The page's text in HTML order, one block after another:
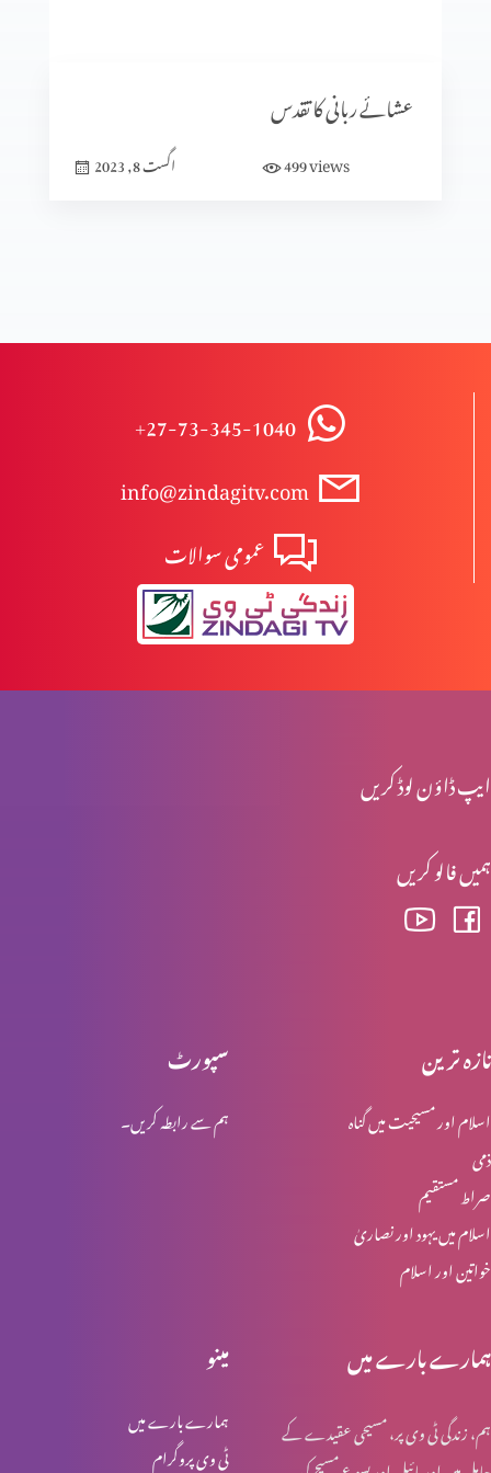
عشاء ربانی
الفا اور اومیگا
راستباز ہونے کے لیے ہوش میں آؤ
عشائے ربانی کا تقدس
اگست 8, 2023 499views
+27-73-345-1040
info@zindagitv.com
عمومی سوالات
ایپ ڈاؤن لوڈ کریں
ہمیں فالو کریں
سپورٹ
ہم سے رابطہ کریں۔
تازہ ترین
اسلام اور مسیحیت میں گناہ
ذمی
صراط مستقیم
اسلام میں یہود اور نصاریٰ
خواتین اور اسلام
مینو
ہمارے بارے میں
ٹی وی پروگرام
ہمارے بارے میں
ہم، زندگی ٹی وی پر، مسیحی عقیدے کے